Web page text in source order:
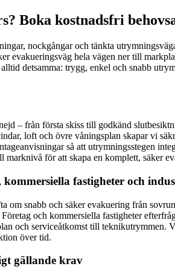
Boka kostnadsfri
nockgångar och tänkta
evakueringsväg hela vägen ner till
detsamma: trygg, enkel och snabb
– från första skiss till godkänd
loft och övre våningsplan skapar vi
så att utrymningsstegen
för att skapa en komplett, säker
fastigheter och
snabb och säker evakuering från
och kommersiella fastigheter
och serviceåtkomst till teknikutrymmen.
över tid.
gällande krav